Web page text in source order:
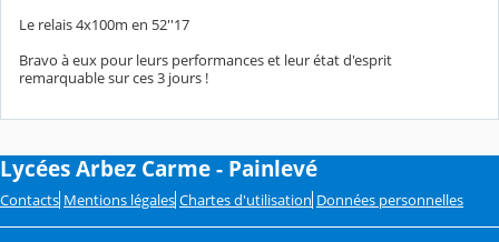
Le relais 4x100m en 52''17
Bravo à eux pour leurs performances et leur état d'esprit
remarquable sur ces 3 jours !
Lycées Arbez Carme - Painlevé
Contacts Mentions légales Chartes d'utilisation Données personnelles